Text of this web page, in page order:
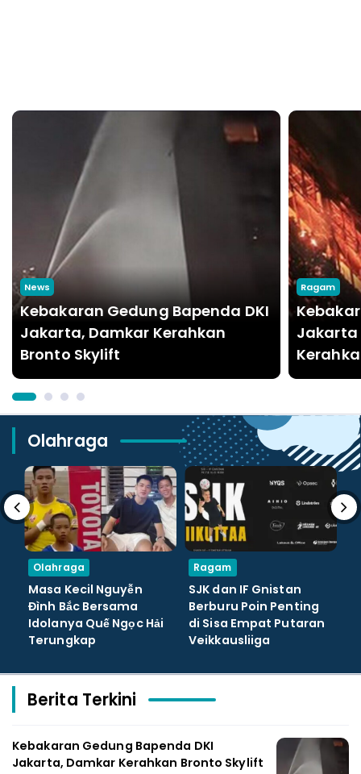
News
Kebakaran Gedung Bapenda DKI
Jakarta, Damkar Kerahkan
Bronto Skylift
Ragam
Jakarta
Olahraga
Olahraga
Masa Kecil Nguyễn
Đình Bắc Bersama
Idolanya Quế Ngọc Hải
Terungkap
Ragam
SJK dan IF Gnistan
Berburu Poin Penting
di Sisa Empat Putaran
Veikkausliiga
Berita Terkini
Kebakaran Gedung Bapenda DKI
Jakarta, Damkar Kerahkan Bronto Skylift